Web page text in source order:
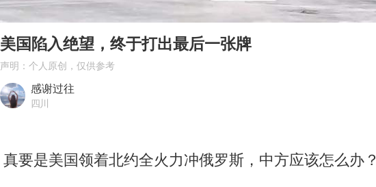
陕西柞水遭遇暴雨五千余户群众转移
被妻子举报丈夫与情人一审获刑1年
总书记关心百姓身边这些民生大事
00:00
美国陷入绝望，终于打出最后一张牌
声明：个人原创，仅供参考
感谢过往
四川
真要是美国领着北约全火力冲俄罗斯，中方应该怎么办？